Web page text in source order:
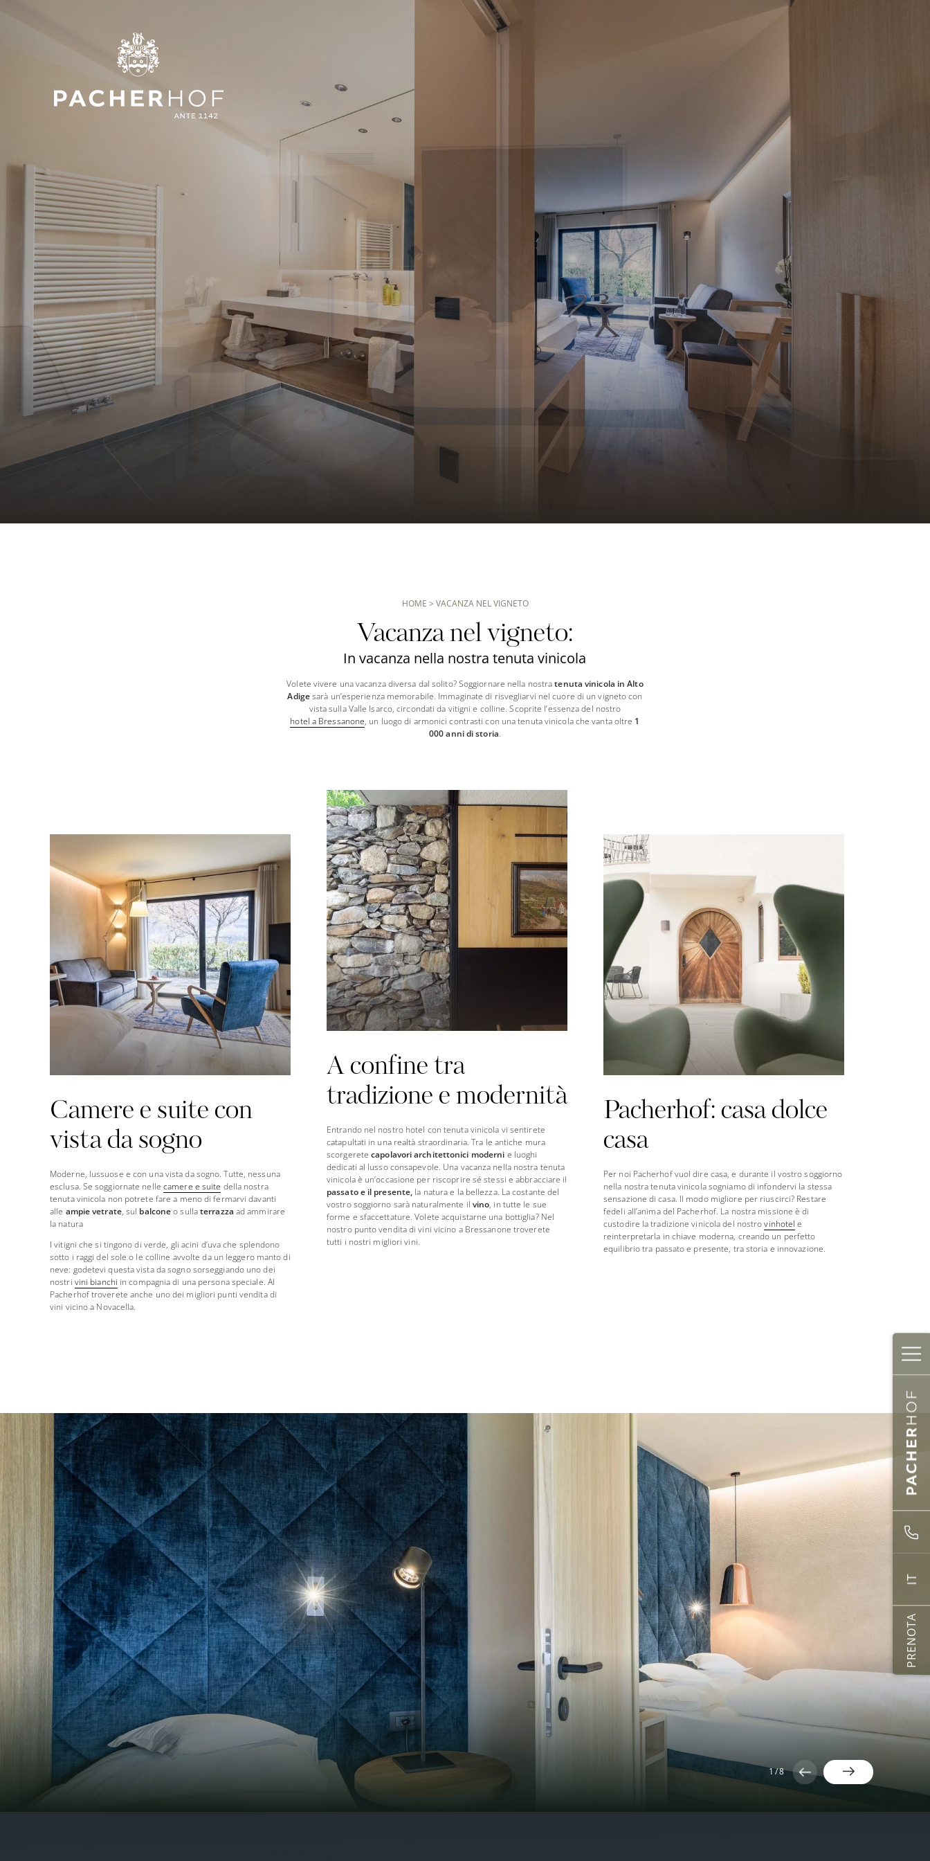
IT
PRENOTA
HOME > VACANZA NEL VIGNETO
Vacanza nel vigneto:
In vacanza nella nostra tenuta vinicola
Volete vivere una vacanza diversa dal solito? Soggiornare nella nostratenuta vinicola in Alto
Adigesarà un’esperienza memorabile. Immaginate di risvegliarvi nel cuore di un vigneto con
vista sulla Valle Isarco, circondati da vitigni e colline. Scoprite l’essenza del nostro
hotel a Bressanone, un luogo di armonici contrasti con una tenuta vinicola che vanta oltre 1
000 anni di storia.
Camere e suite con
vista da sogno
Moderne, lussuose e con una vista da sogno. Tutte, nessuna
esclusa. Se soggiornate nellecamere e suite della nostra
tenuta vinicola non potrete fare a meno di fermarvi davanti
alle ampie vetrate, sul balconeo sullaterrazza ad ammirare
la natura
I vitigni che si tingono di verde, gli acini d’uva che splendono
sotto i raggi del sole o le colline avvolte da un leggero manto di
neve: godetevi questa vista da sogno sorseggiando uno dei
nostri vini bianchi in compagnia di una persona speciale. Al
Pacherhof troverete anche uno dei migliori punti vendita di
vini vicino a Novacella.
A confine tra
tradizione e modernità
Entrando nel nostro hotel con tenuta vinicola vi sentirete
catapultati in una realtà straordinaria. Tra le antiche mura
scorgerete capolavori architettonici moderni e luoghi
dedicati al lusso consapevole. Una vacanza nella nostra tenuta
vinicola è un’occasione per riscoprire sé stessi e abbracciare il
passato e il presente, la natura e la bellezza. La costante del
vostro soggiorno sarà naturalmente il vino, in tutte le sue
forme e sfaccettature. Volete acquistarne una bottiglia? Nel
nostro punto vendita di vini vicino a Bressanone troverete
tutti i nostri migliori vini.
Pacherhof: casa dolce
casa
Per noi Pacherhof vuol dire casa, e durante il vostro soggiorno
nella nostra tenuta vinicola sogniamo di infondervi la stessa
sensazione di casa. Il modo migliore per riuscirci? Restare
fedeli all’anima del Pacherhof. La nostra missione è di
custodire la tradizione vinicola del nostrovinhotel e
reinterpretarla in chiave moderna, creando un perfetto
equilibrio tra passato e presente, tra storia e innovazione.
1/8
08.08.2026 09.08.2026
33° C
12° C
34° C
12° C